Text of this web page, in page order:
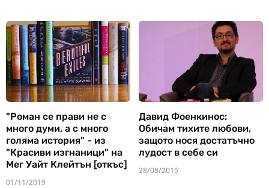
"Роман се прави не с
много думи, а с много
голяма история" - из
"Красиви изгнаници" на
Мег Уайт Клейтън [откъс]
01/11/2019
Давид Фоенкинос:
Обичам тихите любови,
защото нося достатъчно
лудост в себе си
28/08/2015